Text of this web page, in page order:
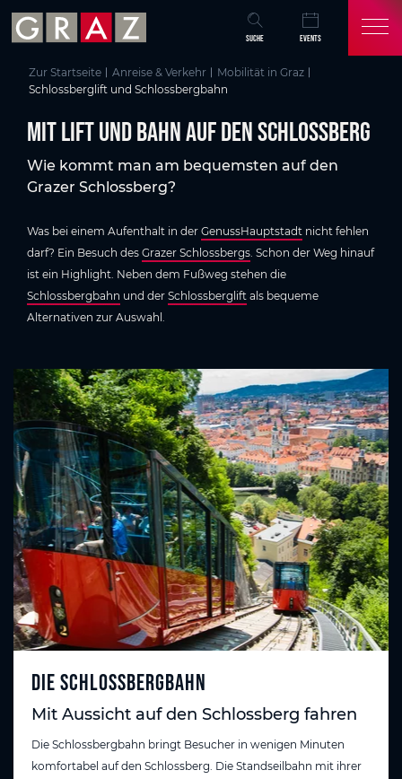
Zum Hauptinhalt springen
Zum Inhaltsverzeichnis springen
Zur Hauptnavigation springen
SUCHE EVENTS
Zur Startseite Anreise & Verkehr
Mobilität in Graz
Schlossberglift und Schlossbergbahn
Mit Lift und Bahn auf den Schlossberg
Wie kommt man am bequemsten auf den
Grazer Schlossberg?
Was bei einem Aufenthalt in der GenussHauptstadt nicht fehlen
darf? Ein Besuch des Grazer Schlossbergs. Schon der Weg hinauf
ist ein Highlight. Neben dem Fußweg stehen die
Schlossbergbahn und der Schlossberglift als bequeme
Alternativen zur Auswahl.
Die Schlossbergbahn
Mit Aussicht auf den Schlossberg fahren
Die Schlossbergbahn bringt Besucher in wenigen Minuten
komfortabel auf den Schlossberg. Die Standseilbahn mit ihrer